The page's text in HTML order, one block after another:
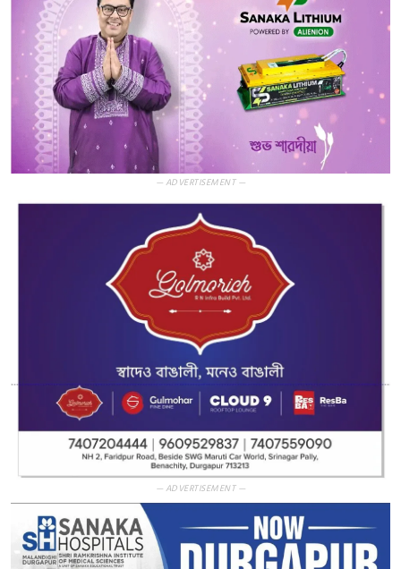
— ADVERTISEMENT —
— ADVERTISEMENT —